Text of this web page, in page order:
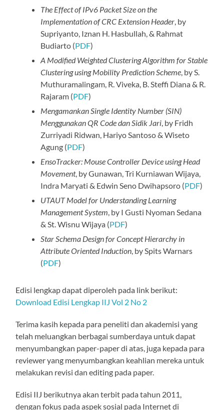
The Effect of IPv6 Packet Size on the
Implementation of CRC Extension Header , by
Supriyanto, Iznan H. Hasbullah, & Rahmat
Budiarto (PDF)
A Modified Weighted Clustering Algorithm for Stable
Clustering using Mobility Prediction Scheme , by S.
Muthuramalingam, R. Viveka, B. Steffi Diana & R.
Rajaram (PDF)
Mengamankan Single Identity Number (SIN)
Menggunakan QR Code dan Sidik Jari , by Fridh
Zurriyadi Ridwan, Hariyo Santoso & Wiseto
Agung (PDF)
EnsoTracker: Mouse Controller Device using Head
Movement, by Gunawan, Tri Kurniawan Wijaya,
Indra Maryati & Edwin Seno Dwihapsoro (PDF)
UTAUT Model for Understanding Learning
Management System , by I Gusti Nyoman Sedana
& St. Wisnu Wijaya (PDF)
Star Schema Design for Concept Hierarchy in
Attribute Oriented Induction , by Spits Warnars
(PDF)
Edisi lengkap dapat diperoleh pada link berikut:
Download Edisi Lengkap IIJ Vol 2 No 2
Terima kasih kepada para peneliti dan akademisi yang
telah meluangkan berbagai sumberdaya untuk dapat
menyumbangkan paper-paper di atas, juga kepada para
reviewer yang menyumbangkan keahlian mereka untuk
melakukan revisi dan editing pada paper.
Edisi IIJ berikutnya akan terbit pada tahun 2011,
dengan fokus pada aspek sosial pada Internet di